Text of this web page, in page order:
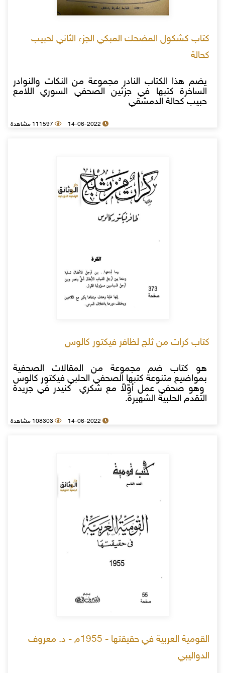
كتاب كشكول المضحك المبكي الجزء الثاني لحبيب
كحالة
يضم هذا الكتاب النادر مجموعة من النكات والنوادر
الساخرة كتبها في جزئين الصحفي السوري اللامع
حبيب كحالة الدمشقي
14-06-2022 111597 مشاهدة
كتاب كرات من ثلج لظافر فيكتور كالوس
هو كتاب ضم مجموعة من المقالات الصحفية
بمواضيع متنوعة كتبها الصحفي الحلبي فيكتور كالوس
وهو صحفي عمل أوّلاً مع شكري كنيدر في جريدة
التقدم الحلبية الشهيرة.
14-06-2022 108303 مشاهدة
القومية العربية في حقيقتها - 1955م - د. معروف
الدواليبي